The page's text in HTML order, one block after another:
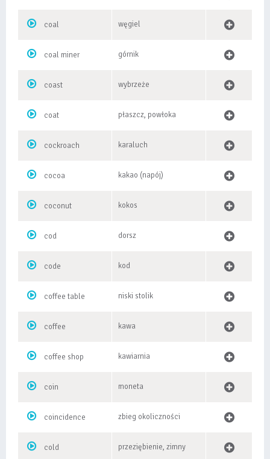
coal węgiel
coal miner górnik
coast wybrzeże
coat płaszcz, powłoka
cockroach karaluch
cocoa kakao (napój)
coconut kokos
cod dorsz
code kod
coffee table niski stolik
coffee kawa
coffee shop kawiarnia
coin moneta
coincidence zbieg okoliczności
cold przeziębienie, zimny